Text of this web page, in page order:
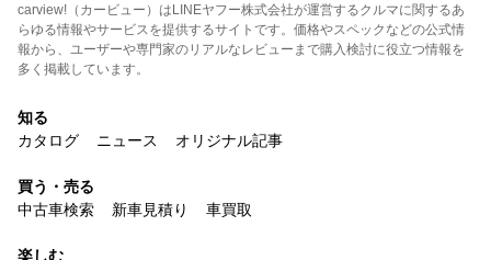
carview!（カービュー）はLINEヤフー株式会社が運営するクルマに関するあ
らゆる情報やサービスを提供するサイトです。価格やスペックなどの公式情
報から、ユーザーや専門家のリアルなレビューまで購入検討に役立つ情報を
多く掲載しています。
知る
カタログ
ニュース オリジナル記事
買う・売る
中古車検索
新車見積り 車買取
楽しむ